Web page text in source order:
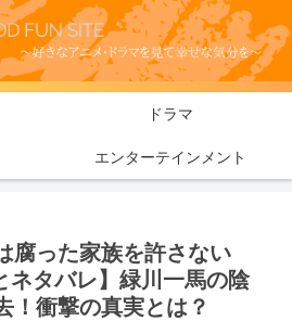
ドラマ
エンターテインメント
腐った家族を許さない
ネタバレ】緑川一馬の陰
！衝撃の真実とは？